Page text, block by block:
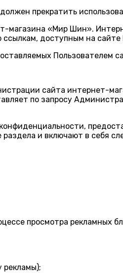
прекратить
магазина «Мир Шин».
доступным на
Пользователем
сайта интернет-
по запросу
раздела и включают в себя
просмотра рекламных
рекламы);